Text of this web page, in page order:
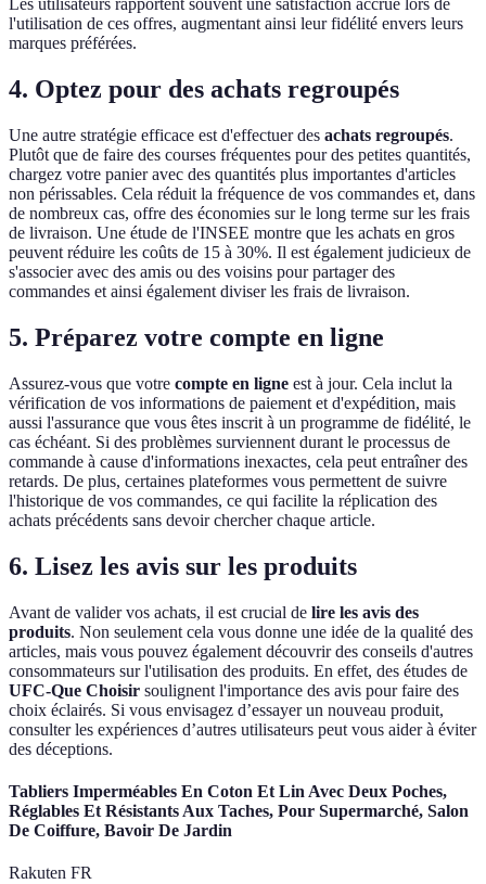
Les utilisateurs rapportent souvent une satisfaction accrue lors de
l'utilisation de ces offres, augmentant ainsi leur fidélité envers leurs
marques préférées.
4. Optez pour des achats regroupés
Une autre stratégie efficace est d'effectuer des achats regroupés.
Plutôt que de faire des courses fréquentes pour des petites quantités,
chargez votre panier avec des quantités plus importantes d'articles
non périssables. Cela réduit la fréquence de vos commandes et, dans
de nombreux cas, offre des économies sur le long terme sur les frais
de livraison. Une étude de l'INSEE montre que les achats en gros
peuvent réduire les coûts de 15 à 30%. Il est également judicieux de
s'associer avec des amis ou des voisins pour partager des
commandes et ainsi également diviser les frais de livraison.
5. Préparez votre compte en ligne
Assurez-vous que votre compte en ligne est à jour. Cela inclut la
vérification de vos informations de paiement et d'expédition, mais
aussi l'assurance que vous êtes inscrit à un programme de fidélité, le
cas échéant. Si des problèmes surviennent durant le processus de
commande à cause d'informations inexactes, cela peut entraîner des
retards. De plus, certaines plateformes vous permettent de suivre
l'historique de vos commandes, ce qui facilite la réplication des
achats précédents sans devoir chercher chaque article.
6. Lisez les avis sur les produits
Avant de valider vos achats, il est crucial de lire les avis des
produits. Non seulement cela vous donne une idée de la qualité des
articles, mais vous pouvez également découvrir des conseils d'autres
consommateurs sur l'utilisation des produits. En effet, des études de
UFC-Que Choisir soulignent l'importance des avis pour faire des
choix éclairés. Si vous envisagez d’essayer un nouveau produit,
consulter les expériences d’autres utilisateurs peut vous aider à éviter
des déceptions.
Tabliers Imperméables En Coton Et Lin Avec Deux Poches,
Réglables Et Résistants Aux Taches, Pour Supermarché, Salon
De Coiffure, Bavoir De Jardin
Rakuten FR